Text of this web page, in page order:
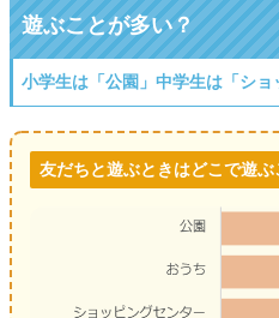
遊ぶことが多い？
小学生は「公園」中学生は「シ
友だちと遊ぶときはどこで遊ぶ